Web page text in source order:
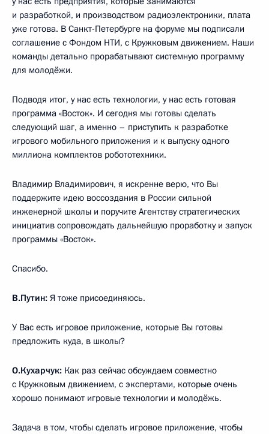
и разработкой, и производством радиоэлектроники, плата
уже готова. В Санкт-Петербурге на форуме мы подписали
соглашение с Фондом НТИ, с Кружковым движением. Наши
команды детально прорабатывают системную программу
для молодёжи.
Подводя итог, у нас есть технологии, у нас есть готовая
программа «Восток». И сегодня мы готовы сделать
следующий шаг, а именно – приступить к разработке
игрового мобильного приложения и к выпуску одного
миллиона комплектов робототехники.
Владимир Владимирович, я искренне верю, что Вы
поддержите идею воссоздания в России сильной
инженерной школы и поручите Агентству стратегических
инициатив сопровождать дальнейшую проработку и запуск
программы «Восток».
Спасибо.
В.Путин: Я тоже присоединяюсь.
У Вас есть игровое приложение, которые Вы готовы
предложить куда, в школы?
О.Кухарчук: Как раз сейчас обсуждаем совместно
с Кружковым движением, с экспертами, которые очень
хорошо понимают игровые технологии и молодёжь.
Задача в том, чтобы сделать игровое приложение, чтобы